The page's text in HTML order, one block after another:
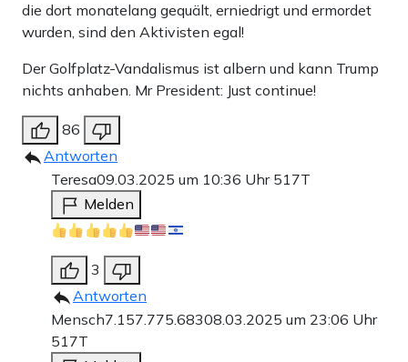
die dort monatelang gequält, erniedrigt und ermordet
wurden, sind den Aktivisten egal!
Der Golfplatz-Vandalismus ist albern und kann Trump
nichts anhaben. Mr President: Just continue!
86
Antworten
Teresa09.03.2025 um 10:36 Uhr 517T
Melden
3
Antworten
Mensch7.157.775.68308.03.2025 um 23:06 Uhr
517T